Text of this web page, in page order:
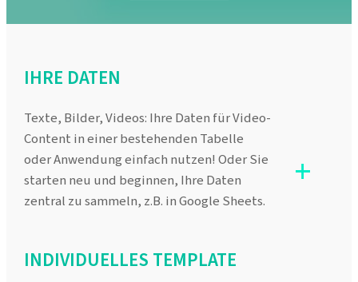
IHRE DATEN
Texte, Bilder, Videos: Ihre Daten für Video-
Content in einer bestehenden Tabelle
oder Anwendung einfach nutzen! Oder Sie
starten neu und beginnen, Ihre Daten
zentral zu sammeln, z.B. in Google Sheets.
+
INDIVIDUELLES TEMPLATE